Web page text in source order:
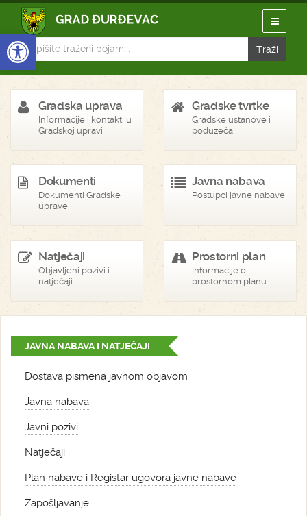
Open toolbar
Gradska uprava
Informacije i kontakti u
Gradskoj upravi
Gradske tvrtke
Gradske ustanove i
poduzeća
Dokumenti
Dokumenti Gradske
uprave
Javna nabava
Postupci javne nabave
Natječaji
Objavljeni pozivi i
natječaji
Prostorni plan
Informacije o
prostornom planu
JAVNA NABAVA I NATJEČAJI
Dostava pismena javnom objavom
Javna nabava
Javni pozivi
Natječaji
Plan nabave i Registar ugovora javne nabave
Zapošljavanje